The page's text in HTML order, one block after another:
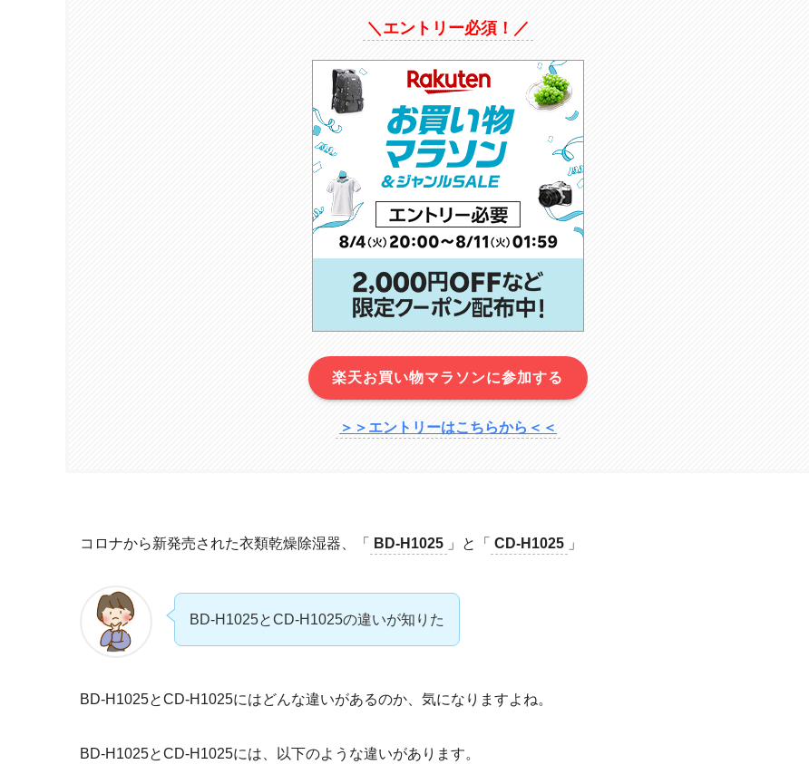
＼エントリー必須！／
楽天お買い物マラソンに参加する
＞＞エントリーはこちらから＜＜
コロナから新発売された衣類乾燥除湿器、「 BD-H1025 」と「 CD-H1025 」
BD-H1025とCD-H1025の違いが知りた
BD-H1025とCD-H1025にはどんな違いがあるのか、気になりますよね。
BD-H1025とCD-H1025には、以下のような違いがあります。